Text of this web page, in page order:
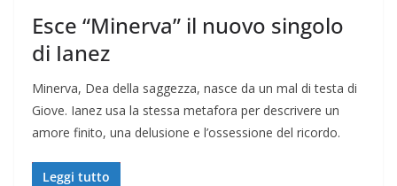
Esce “Minerva” il nuovo singolo
di Ianez
Minerva, Dea della saggezza, nasce da un mal di testa di
Giove. Ianez usa la stessa metafora per descrivere un
amore finito, una delusione e l’ossessione del ricordo.
Leggi tutto